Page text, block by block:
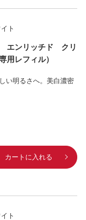
ト
エンリッチド クリ
用レフィル）
い明るさへ。美白濃密
カートに入れる
ト